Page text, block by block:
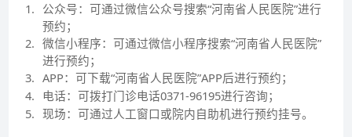
1. 公众号：可通过微信公众号搜索“河南省人民医院”进行
预约；
2. 微信小程序：可通过微信小程序搜索“河南省人民医院”
进行预约；
3. APP：可下载“河南省人民医院”APP后进行预约；
4. 电话：可拨打门诊电话0371-96195进行咨询；
5. 现场：可通过人工窗口或院内自助机进行预约挂号。